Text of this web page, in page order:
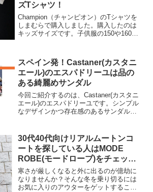
ズTシャツ！
Champion（チャンピオン）のTシャツを
しまむらで購入しました。購入したのは
キッズサイズです。子供服の150や160サ
きますよ。子供服は大人服よりも価格が
安いケー...
スペイン発！Castaner(カスタニ
エール)のエスパドリーユは品の
ある綺麗めサンダル
今回ご紹介するのは、Castaner(カスタニ
エール)のエスパドリーユです。シンプル
なデザインかつ存在感のあるサンダル
の魅力は、幅広い年齢層の方にフィット
する点です。2...
30代40代向けリアルムートンコ
ートを探している人はMODE
ROBE(モードローブ)をチェック
してみては？
寒さが厳しくなると外に出るのが億劫に
なりませんか？そんな冬を乗り切るには
お気に入りのアウターをゲットすること